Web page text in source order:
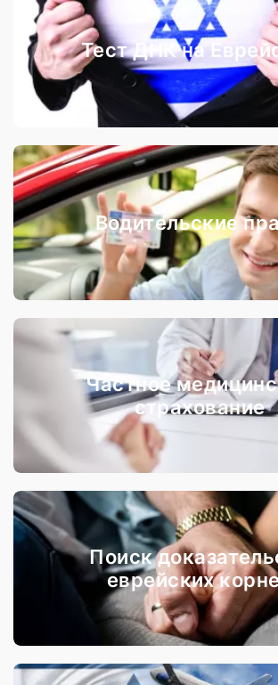
Тест ДНК на
Водительские
Частное
страхование
Поиск
еврейских